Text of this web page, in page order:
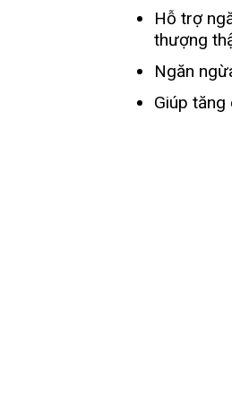
Hỗ trợ
thượng
Ngăn
Giúp